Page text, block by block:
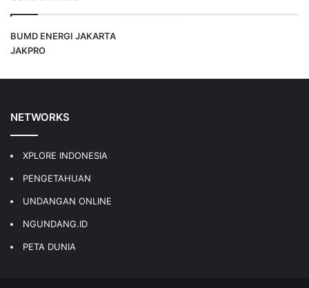
BUMD ENERGI JAKARTA
JAKPRO
NETWORKS
XPLORE INDONESIA
PENGETAHUAN
UNDANGAN ONLINE
NGUNDANG.ID
PETA DUNIA